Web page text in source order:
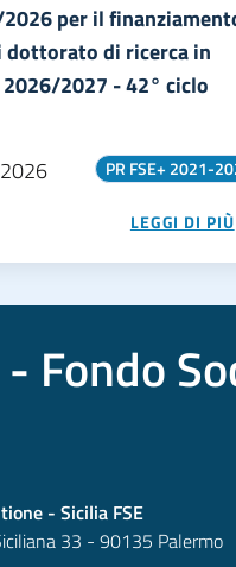
per il
dottorato di ricerca in
2027 - 42° ciclo
PR FSE+ 2021-
LEGGI DI PIÙ
Fondo
- Sicilia FSE
33 - 90135 Palermo